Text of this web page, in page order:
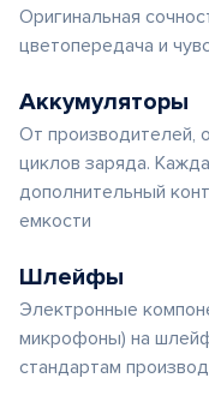
Оригинальная
цветопередача и
Аккумуляторы
От производителей,
циклов заряда.
дополнительный
емкости
Шлейфы
Электронные
микрофоны) на
стандартам